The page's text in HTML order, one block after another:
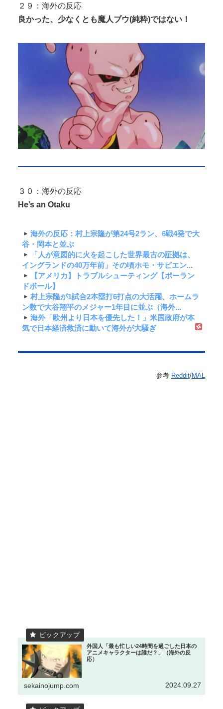
２９：海外の反応
良かった、少なくとも魔人ブウ(純粋)ではない！
３０：海外の反応
He’s an Otaku
海外の反応：村上宗隆が第24号2ラン、6戦4発で大
谷・岡本と並ぶ
「人が意図的に火を起こした世界最古の証拠は、
イングランドの40万年前」その頃ホモ・サピエン...
【アメリカ】トラブルシューティング【ポーラン
ドボール】
村上宗隆が1試合2本塁打6打点の大活躍、ホームラ
ン数で大谷翔平のメジャー1年目に並ぶ（海外...
海外「欧州より日本を優先した！」米国政府が本
気で日本経済救済に動いて海外が大騒ぎ
参考 Reddit/MAL
外国人「最も忙しい24時間を過ごした日本の
アニメキャラクターは誰だ？」（海外の反
応）
sekainojump.com 2024.09.27